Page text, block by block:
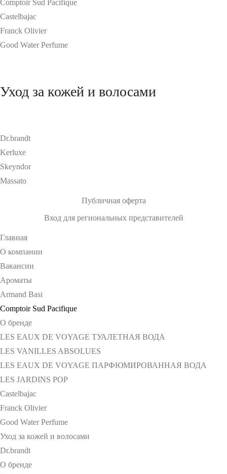
Comptoir Sud Pacifique
Castelbajac
Franck Olivier
Good Water Perfume
Уход за кожей и волосами
Dr.brandt
Kerluxe
Skeyndor
Massato
Публичная оферта
Вход для региональных представителей
Главная
О компании
Вакансии
Ароматы
Armand Basi
Comptoir Sud Pacifique
О бренде
LES EAUX DE VOYAGE ТУАЛЕТНАЯ ВОДА
LES VANILLES ABSOLUES
LES EAUX DE VOYAGE ПАРФЮМИРОВАННАЯ ВОДА
LES JARDINS POP
Castelbajac
Franck Olivier
Good Water Perfume
Уход за кожей и волосами
Dr.brandt
О бренде